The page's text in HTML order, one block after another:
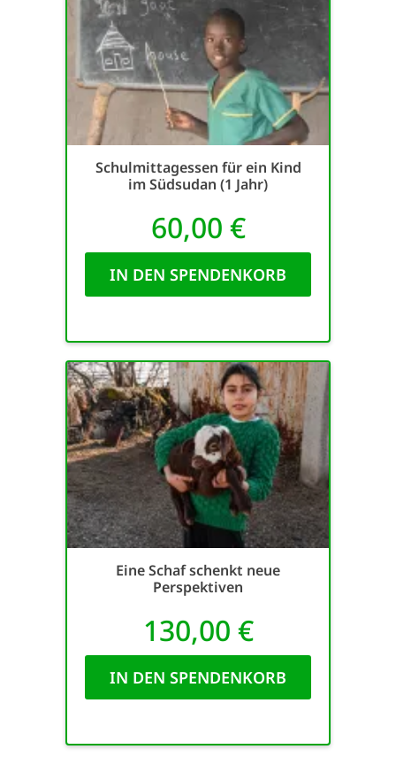
Schulmittagessen für ein Kind
im Südsudan (1 Jahr)
60,00 €
IN DEN SPENDENKORB
Eine Schaf schenkt neue
Perspektiven
130,00 €
IN DEN SPENDENKORB